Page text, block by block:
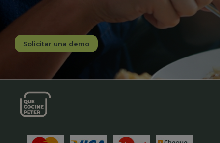
Solicitar una demo